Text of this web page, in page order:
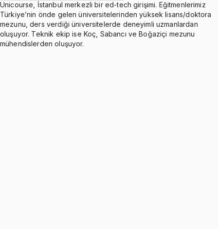
Unicourse, İstanbul merkezli bir ed-tech girişimi. Eğitmenlerimiz
Türkiye’nin önde gelen üniversitelerinden yüksek lisans/doktora
mezunu, ders verdiği üniversitelerde deneyimli uzmanlardan
oluşuyor. Teknik ekip ise Koç, Sabancı ve Boğaziçi mezunu
mühendislerden oluşuyor.